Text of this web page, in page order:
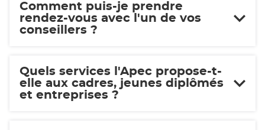
Comment puis-je prendre
rendez-vous avec l'un de vos
conseillers ?
Quels services l'Apec propose-t-
elle aux cadres, jeunes diplômés
et entreprises ?